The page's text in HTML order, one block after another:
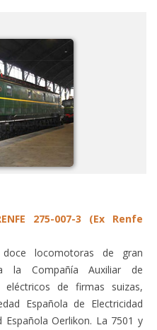
275-007-3 (Ex Renfe
locomotoras de gran
la Compañía Auxiliar de
eléctricos de firmas suizas,
Española de Electricidad
Oerlikon. La 7501 y